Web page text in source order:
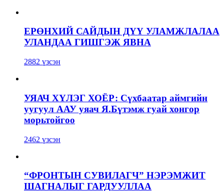
ЕРӨНХИЙ САЙДЫН ДҮҮ УЛАМЖЛАЛАА
УЛАНДАА ГИШГЭЖ ЯВНА
2882 үзсэн
УЯАЧ ХҮЛЭГ ХОЁР: Сүхбаатар аймгийн
уугуул ААУ уяач Я.Бүтэмж гуай хонгор
морьтойгоо
2462 үзсэн
“ФРОНТЫН СУВИЛАГЧ” НЭРЭМЖИТ
ШАГНАЛЫГ ГАРДУУЛЛАА